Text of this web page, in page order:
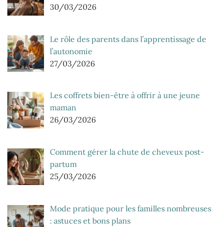
30/03/2026
Le rôle des parents dans l’apprentissage de
l’autonomie
27/03/2026
Les coffrets bien-être à offrir à une jeune
maman
26/03/2026
Comment gérer la chute de cheveux post-
partum
25/03/2026
Mode pratique pour les familles nombreuses
: astuces et bons plans